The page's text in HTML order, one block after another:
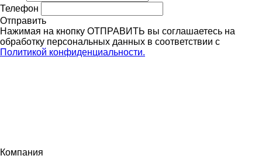
Телефон
Отправить
Нажимая на кнопку ОТПРАВИТЬ вы соглашаетесь на
обработку персональных данных в соответствии с
Политикой конфиденциальности.
Компания